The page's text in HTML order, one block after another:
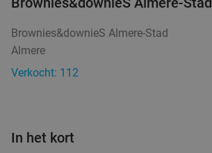
food
food
food
Vandaag Wo Do Za
Zo
Volendam
Brownies&downieS Almere-Stad
Almere
Verkocht: 112
In het kort